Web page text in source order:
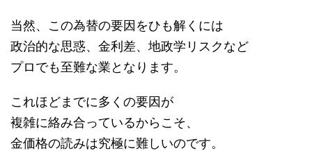
当然、この為替の要因をひも解くには
政治的な思惑、金利差、地政学リスクなど
プロでも至難な業となります。
これほどまでに多くの要因が
複雑に絡み合っているからこそ、
金価格の読みは究極に難しいのです。